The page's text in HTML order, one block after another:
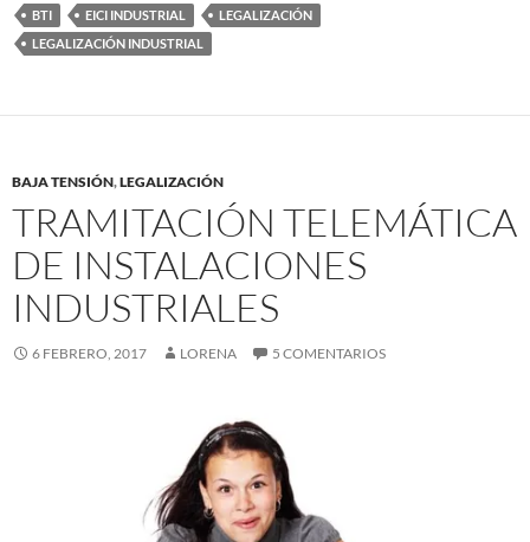
BTI EICI INDUSTRIAL
LEGALIZACIÓN
LEGALIZACIÓN INDUSTRIAL
BAJA TENSIÓN,LEGALIZACIÓN
TRAMITACIÓN TELEMÁTICA
DE INSTALACIONES
INDUSTRIALES
6 FEBRERO, 2017 LORENA 5 COMENTARIOS